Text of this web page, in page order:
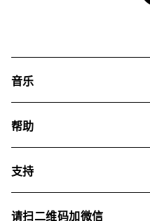
音乐
搜索
专辑
帮助
我们如何运用AI
支持
请扫二维码加微信